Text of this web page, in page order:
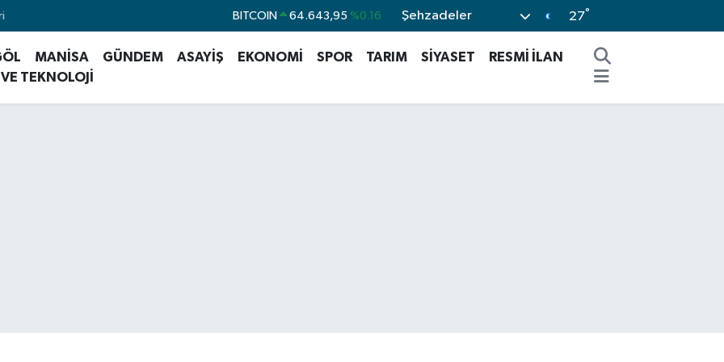
EURO 55,0250 %0.02
Şehzadeler 27°
MANİSA GÜNDEM ASAYİŞ EKONOMİ SPOR TARIM SİYASET
RESMİ İLAN
TEKNOLOJİ